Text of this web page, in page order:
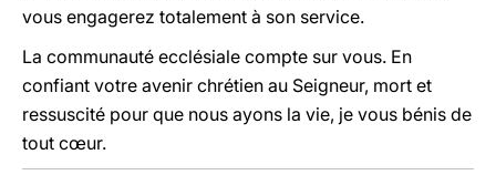
vous engagerez totalement à son service.
La communauté ecclésiale compte sur vous. En
confiant votre avenir chrétien au Seigneur, mort et
ressuscité pour que nous ayons la vie, je vous bénis de
tout cœur.